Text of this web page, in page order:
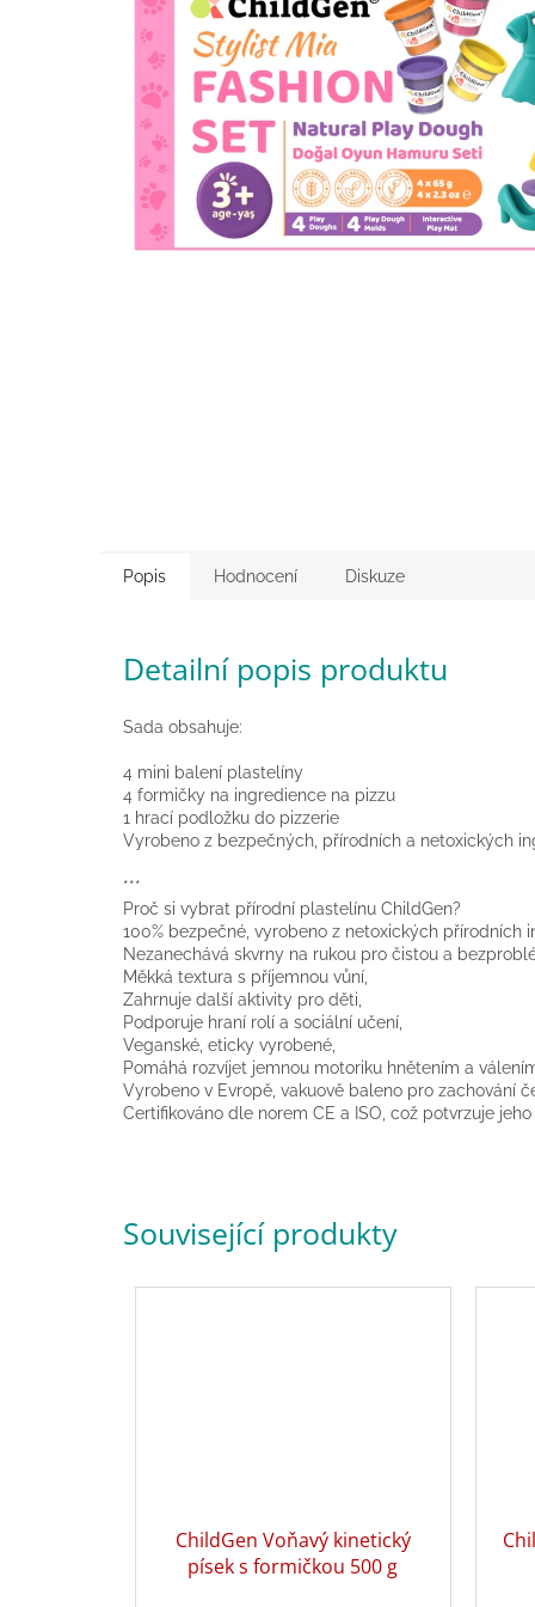
Související produkty
ChildGen Voňavý kinetický
písek s formičkou 500 g
Popis Hodnocení Diskuze
Detailní popis produktu
Sada obsahuje:
4 mini balení plastelíny
4 formičky na ingredience na pizzu
1 hrací podložku do pizzerie
Vyrobeno z bezpečných, přírodních a netoxických
***
Proč si vybrat přírodní plastelínu ChildGen?
100% bezpečné, vyrobeno z netoxických přírodních
Nezanechává skvrny na rukou pro čistou a
Měkká textura s příjemnou vůní,
Zahrnuje další aktivity pro děti,
Podporuje hraní rolí a sociální učení,
Veganské, eticky vyrobené,
Pomáhá rozvíjet jemnou motoriku hnětením a
Vyrobeno v Evropě, vakuově baleno pro zachování
Certifikováno dle norem CE a ISO, což potvrzuje